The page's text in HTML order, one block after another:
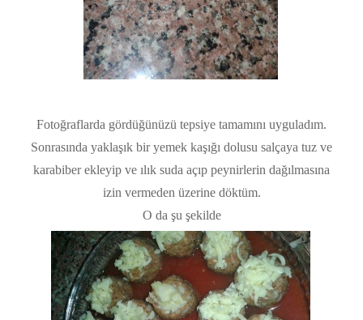
Fotoğraflarda gördüğünüzü tepsiye tamamını uyguladım.
Sonrasında yaklaşık bir yemek kaşığı dolusu salçaya tuz ve
karabiber ekleyip ve ılık suda açıp peynirlerin dağılmasına
izin vermeden üzerine döktüm.
O da şu şekilde